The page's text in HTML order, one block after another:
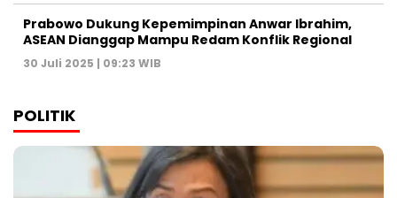
Prabowo Dukung Kepemimpinan Anwar Ibrahim,
ASEAN Dianggap Mampu Redam Konflik Regional
30 Juli 2025 | 09:23 WIB
POLITIK